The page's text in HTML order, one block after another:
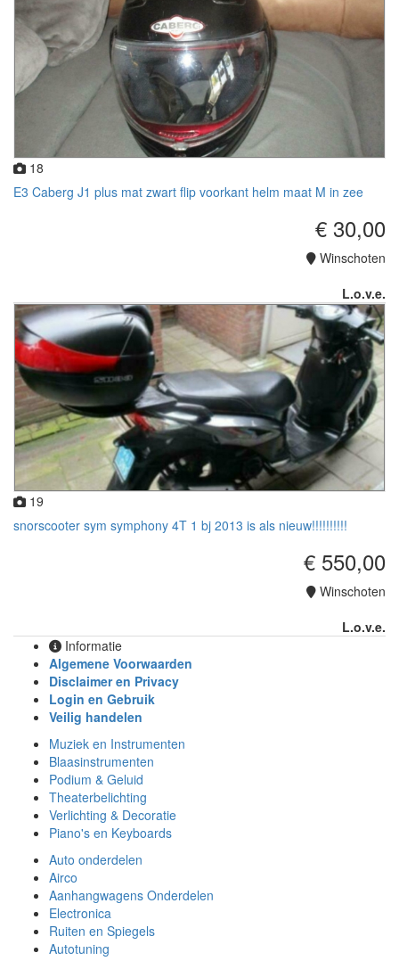
18
E3 Caberg J1 plus mat zwart flip voorkant helm maat M in zee
€ 30,00
Winschoten
L.o.v.e.
19
snorscooter sym symphony 4T 1 bj 2013 is als nieuw!!!!!!!!!!
€ 550,00
Winschoten
L.o.v.e.
Informatie
Algemene Voorwaarden
Disclaimer en Privacy
Login en Gebruik
Veilig handelen
Muziek en Instrumenten
Blaasinstrumenten
Podium & Geluid
Theaterbelichting
Verlichting & Decoratie
Piano's en Keyboards
Auto onderdelen
Airco
Aanhangwagens Onderdelen
Electronica
Ruiten en Spiegels
Autotuning